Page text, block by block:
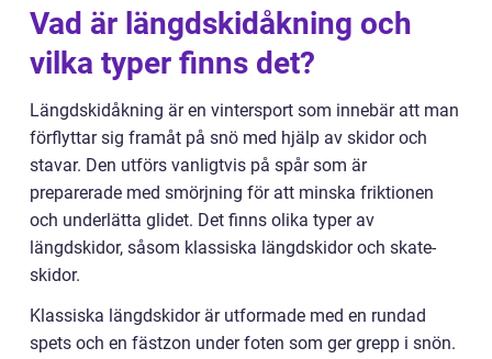
Vad är längdskidåkning och
vilka typer finns det?
Längdskidåkning är en vintersport som innebär att man
förflyttar sig framåt på snö med hjälp av skidor och
stavar. Den utförs vanligtvis på spår som är
preparerade med smörjning för att minska friktionen
och underlätta glidet. Det finns olika typer av
längdskidor, såsom klassiska längdskidor och skate-
skidor.
Klassiska längdskidor är utformade med en rundad
spets och en fästzon under foten som ger grepp i snön.